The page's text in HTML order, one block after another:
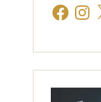
Facebook X